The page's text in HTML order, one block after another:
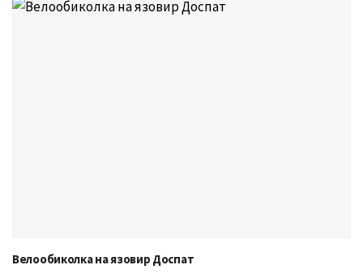
Велообиколка на язовир Доспат